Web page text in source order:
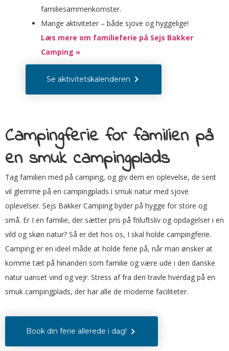
familiesammenkomster.
Mange aktiviteter – både sjove og hyggelige!
Læs mere om familieferie på Sejs Bakker
Camping »
Se aktivitetskalenderen
Campingferie for familien på
en smuk campingplads
Tag familien med på camping, og giv dem en oplevelse, de sent
vil glemme på en campingplads i smuk natur med sjove
oplevelser. Sejs Bakker Camping byder på hygge for store og
små. Er I en familie, der sætter pris på friluftsliv og opdagelser i en
vild og skøn natur? Så er det hos os, I skal holde campingferie.
Camping er en ideel måde at holde ferie på, når man ønsker at
komme tæt på hinanden som familie og være ude i den danske
natur uanset vind og vejr. Stress af fra den travle hverdag på en
smuk campingplads, der har alle de moderne faciliteter.
Book din ferie allerede i dag!